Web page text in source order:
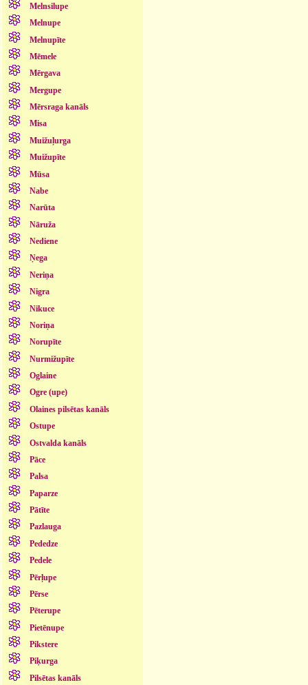
Melnsilupe
Melnupe
Melnupīte
Mēmele
Mērgava
Mergupe
Mērsraga kanāls
Misa
Muižuļurga
Muižupīte
Mūsa
Nabe
Narūta
Nāruža
Nediene
Ņega
Neriņa
Nigra
Nikuce
Noriņa
Norupīte
Nurmižupīte
Oglaine
Ogre (upe)
Olaines pilsētas kanāls
Ostupe
Ostvalda kanāls
Pāce
Palsa
Paparze
Pātīte
Pazlauga
Pededze
Pedele
Pērļupe
Pērse
Pēterupe
Pietēnupe
Pikstere
Piķurga
Pilsētas kanāls